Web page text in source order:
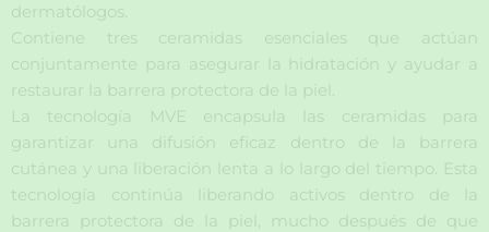
dermatólogos.
Contiene tres ceramidas esenciales que actúan
conjuntamente para asegurar la hidratación y ayudar a
restaurar la barrera protectora de la piel.
La tecnología MVE encapsula las ceramidas para
garantizar una difusión eficaz dentro de la barrera
cutánea y una liberación lenta a lo largo del tiempo. Esta
tecnología continúa liberando activos dentro de la
barrera protectora de la piel, mucho después de que